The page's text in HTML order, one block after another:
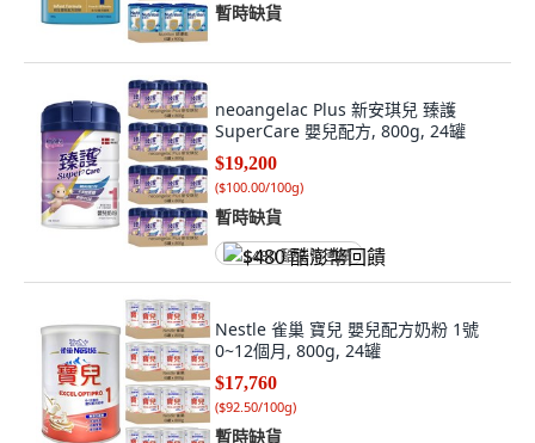
暫時缺貨
neoangelac Plus 新安琪兒 臻護
SuperCare 嬰兒配方, 800g, 24罐
$19,200
($100.00/100g)
暫時缺貨
$480 酷澎幣回饋
Nestle 雀巢 寶兒 嬰兒配方奶粉 1號
0~12個月, 800g, 24罐
$17,760
($92.50/100g)
暫時缺貨